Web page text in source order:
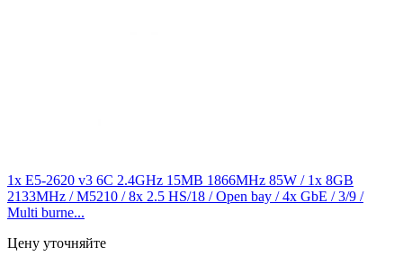
1x E5-2620 v3 6C 2.4GHz 15MB 1866MHz 85W / 1x 8GB
2133MHz / M5210 / 8x 2.5 HS/18 / Open bay / 4x GbE / 3/9 /
Multi burne...
Цену уточняйте